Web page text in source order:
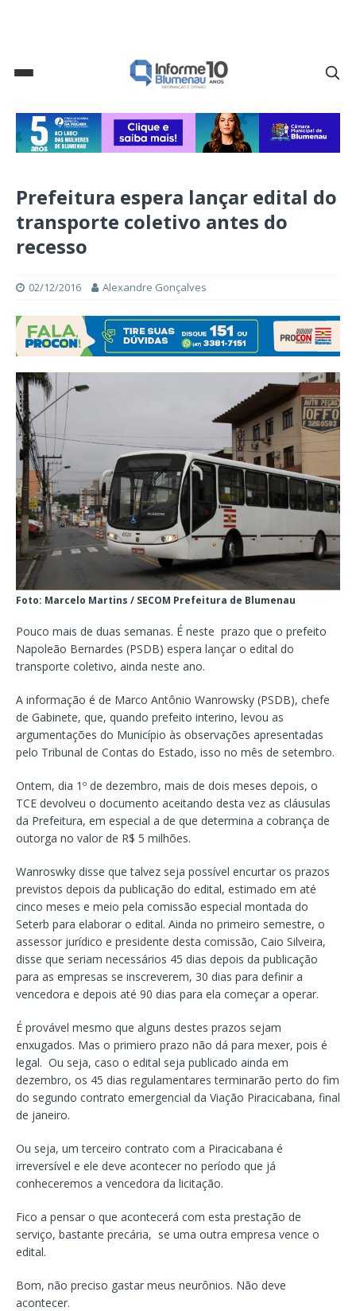
Prefeitura espera lançar edital do
transporte coletivo antes do
recesso
02/12/2016 Alexandre Gonçalves
Foto: Marcelo Martins / SECOM Prefeitura de Blumenau
Pouco mais de duas semanas. É neste prazo que o prefeito
Napoleão Bernardes (PSDB) espera lançar o edital do
transporte coletivo, ainda neste ano.
A informação é de Marco Antônio Wanrowsky (PSDB), chefe
de Gabinete, que, quando prefeito interino, levou as
argumentações do Município às observações apresentadas
pelo Tribunal de Contas do Estado, isso no mês de setembro.
Ontem, dia 1º de dezembro, mais de dois meses depois, o
TCE devolveu o documento aceitando desta vez as cláusulas
da Prefeitura, em especial a de que determina a cobrança de
outorga no valor de R$ 5 milhões.
Wanroswky disse que talvez seja possível encurtar os prazos
previstos depois da publicação do edital, estimado em até
cinco meses e meio pela comissão especial montada do
Seterb para elaborar o edital. Ainda no primeiro semestre, o
assessor jurídico e presidente desta comissão, Caio Silveira,
disse que seriam necessários 45 dias depois da publicação
para as empresas se inscreverem, 30 dias para definir a
vencedora e depois até 90 dias para ela começar a operar.
É provável mesmo que alguns destes prazos sejam
enxugados. Mas o primiero prazo não dá para mexer, pois é
legal. Ou seja, caso o edital seja publicado ainda em
dezembro, os 45 dias regulamentares terminarão perto do fim
do segundo contrato emergencial da Viação Piracicabana, final
de janeiro.
Ou seja, um terceiro contrato com a Piracicabana é
irreversível e ele deve acontecer no período que já
conheceremos a vencedora da licitação.
Fico a pensar o que acontecerá com esta prestação de
serviço, bastante precária, se uma outra empresa vence o
edital.
Bom, não preciso gastar meus neurônios. Não deve
acontecer.